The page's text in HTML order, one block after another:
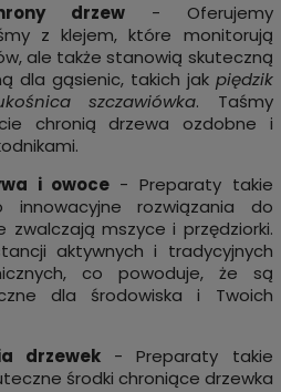
drzew- Oferujemy
z klejem, które monitorują
ale także stanowią skuteczną
dla gąsienic, takich jak piędzik
szczawiówka. Taśmy
chronią drzewa ozdobne i
i owoce - Preparaty takie
rozwiązania do
zwalczają mszyce i przędziorki.
aktywnych i tradycyjnych
co powoduje, że są
dla środowiska i Twoich
drzewek - Preparaty takie
środki chroniące drzewka